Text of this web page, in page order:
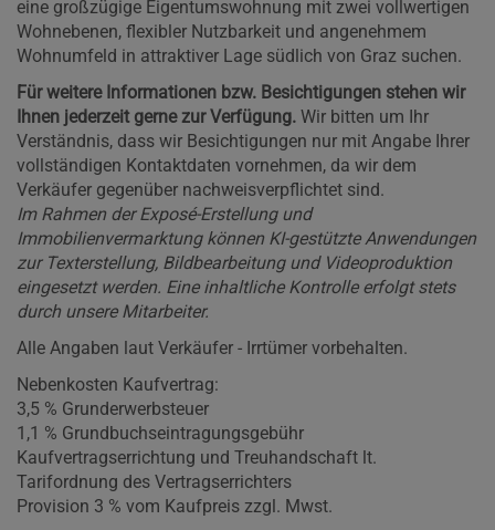
eine großzügige Eigentumswohnung mit zwei vollwertigen
Wohnebenen, flexibler Nutzbarkeit und angenehmem
Wohnumfeld in attraktiver Lage südlich von Graz suchen.
Für weitere Informationen bzw. Besichtigungen stehen wir
Ihnen jederzeit gerne zur Verfügung. Wir bitten um Ihr
Verständnis, dass wir Besichtigungen nur mit Angabe Ihrer
vollständigen Kontaktdaten vornehmen, da wir dem
Verkäufer gegenüber nachweisverpflichtet sind.
Im Rahmen der Exposé-Erstellung und
Immobilienvermarktung können KI-gestützte Anwendungen
zur Texterstellung, Bildbearbeitung und Videoproduktion
eingesetzt werden. Eine inhaltliche Kontrolle erfolgt stets
durch unsere Mitarbeiter.
Alle Angaben laut Verkäufer - Irrtümer vorbehalten.
Nebenkosten Kaufvertrag:
3,5 % Grunderwerbsteuer
1,1 % Grundbuchseintragungsgebühr
Kaufvertragserrichtung und Treuhandschaft lt.
Tarifordnung des Vertragserrichters
Provision 3 % vom Kaufpreis zzgl. Mwst.